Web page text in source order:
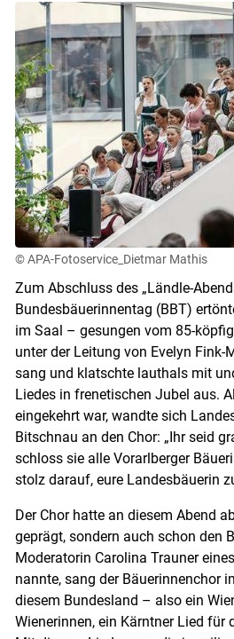
© APA-Fotoservice_Dietmar Mathis
Zum Abschluss des „Ländle-
Bundesbäuerinnentag (BBT)
im Saal – gesungen vom 85-
unter der Leitung von Evelyn Fink-
sang und klatschte lauthals mit
Liedes in frenetischen Jubel aus.
eingekehrt war, wandte sich
Bitschnau an den Chor: „Ihr seid
schloss sie alle Vorarlberger
stolz darauf, eure Landesbäuerin
Der Chor hatte an diesem Abend
geprägt, sondern auch schon den
Moderatorin Carolina Trauner
nannte, sang der Bäuerinnenchor
diesem Bundesland – also ein
Wienerinnen, ein Kärntner Lied für